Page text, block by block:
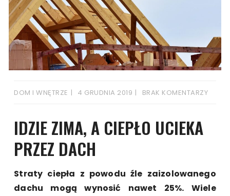
DOM I WNĘTRZE 4 GRUDNIA 2019 BRAK KOMENTARZY
IDZIE ZIMA, A CIEPŁO UCIEKA
PRZEZ DACH
Straty ciepła z powodu źle zaizolowanego
dachu mogą wynosić nawet 25%. Wiele